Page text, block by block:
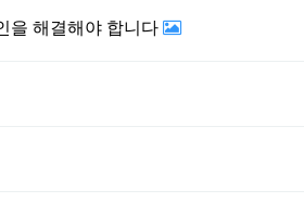
다면, 이제는 통증의 원인을 해결해야 합니다